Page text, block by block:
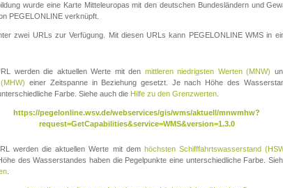
wurde eine Karte Mitteleuropas mit den deutschen Bundesländern und
PEGELONLINE verknüpft.
zwei URLs zur Verfügung. Mit diesen URLs kann PEGELONLINE WMS in
werden die aktuellen Werte mit den mittleren niedrigsten Werten (MNW)
einer Zeitspanne in Beziehung gesetzt. Je nach Höhe des
Farbe. Siehe auch die Hilfe zu den Grenzwerten
https://pegelonline.wsv.de/webservices/gis/wms/aktuell/mnwmhw?
request=GetCapabilities&service=WMS&version=1.3.0
werden die aktuellen Werte mit dem höchsten Schifffahrtswasserstand
des Wasserstandes haben die Pegelpunkte eine unterschiedliche Farbe.